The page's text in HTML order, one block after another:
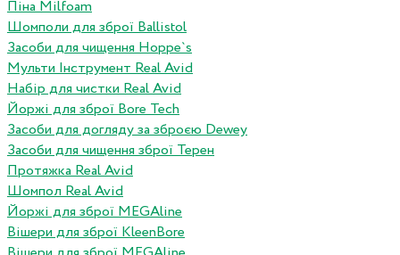
Піна Milfoam
Шомполи для зброї Ballistol
Засоби для чищення Hoppe`s
Мульти Інструмент Real Avid
Набір для чистки Real Avid
Йоржі для зброї Bore Tech
Засоби для догляду за зброєю Dewey
Засоби для чищення зброї Терен
Протяжка Real Avid
Шомпол Real Avid
Йоржі для зброї MEGAline
Вішери для зброї KleenBore